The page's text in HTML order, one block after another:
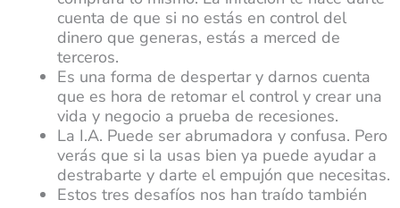
cuenta de que si no estás en control del
dinero que generas, estás a merced de
terceros.
Es una forma de despertar y darnos cuenta
que es hora de retomar el control y crear una
vida y negocio a prueba de recesiones.
La I.A. Puede ser abrumadora y confusa. Pero
verás que si la usas bien ya puede ayudar a
destrabarte y darte el empujón que necesitas.
Estos tres desafíos nos han traído también